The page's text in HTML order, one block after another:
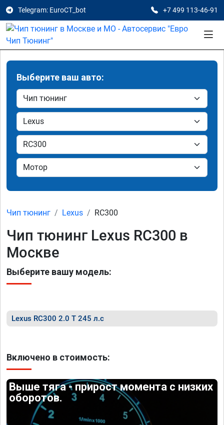
Telegram: EuroCT_bot +7 499 113-46-91
Выберите ваш авто:
Чип тюнинг Lexus RC300
Чип тюнинг Lexus RC300 в
Москве
Выберите вашу модель:
Lexus RC300 2.0 T 245 л.с
Включено в стоимость:
Выше тяга - прирост момента с низких
оборотов.